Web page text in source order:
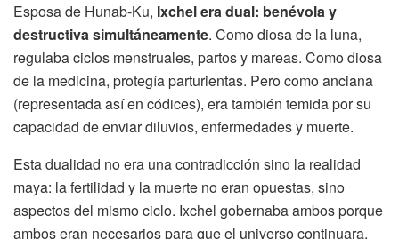
Esposa de Hunab-Ku, Ixchel era dual: benévola y
destructiva simultáneamente. Como diosa de la luna,
regulaba ciclos menstruales, partos y mareas. Como diosa
de la medicina, protegía parturientas. Pero como anciana
(representada así en códices), era también temida por su
capacidad de enviar diluvios, enfermedades y muerte.
Esta dualidad no era una contradicción sino la realidad
maya: la fertilidad y la muerte no eran opuestas, sino
aspectos del mismo ciclo. Ixchel gobernaba ambos porque
ambos eran necesarios para que el universo continuara.